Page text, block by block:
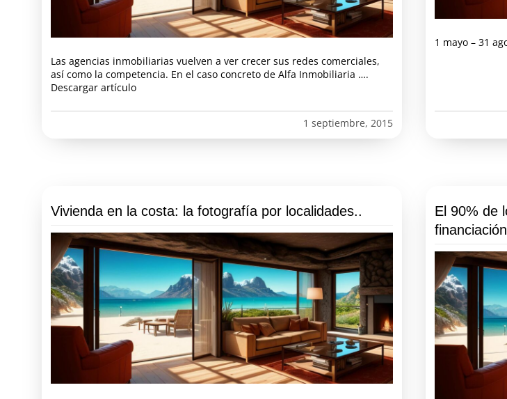
Las agencias inmobiliarias vuelven a ver crecer sus redes comerciales,
así como la competencia. En el caso concreto de Alfa Inmobiliaria ….
Descargar artículo
1 septiembre, 2015
1 mayo – 31
Vivienda en la costa: la fotografía por localidades..
El 90% de